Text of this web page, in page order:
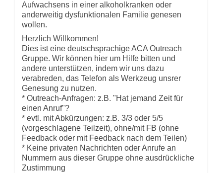
Aufwachsens in einer alkoholkranken oder
anderweitig dysfunktionalen Familie genesen
wollen.
Herzlich Willkommen!
Dies ist eine deutschsprachige ACA Outreach
Gruppe. Wir können hier um Hilfe bitten und
andere unterstützen, indem wir uns dazu
verabreden, das Telefon als Werkzeug unsrer
Genesung zu nutzen.
* Outreach-Anfragen: z.B. "Hat jemand Zeit für
einen Anruf"?
* evtl. mit Abkürzungen: z.B. 3/3 oder 5/5
(vorgeschlagene Teilzeit), ohne/mit FB (ohne
Feedback oder mit Feedback nach dem Teilen)
* Keine privaten Nachrichten oder Anrufe an
Nummern aus dieser Gruppe ohne ausdrückliche
Zustimmung